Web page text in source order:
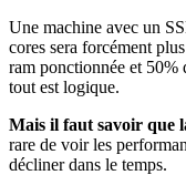
Une machine avec un
cores sera forcément
ram ponctionnée et 50%
tout est logique.
Mais il faut savoir que
rare de voir les
décliner dans le temps.